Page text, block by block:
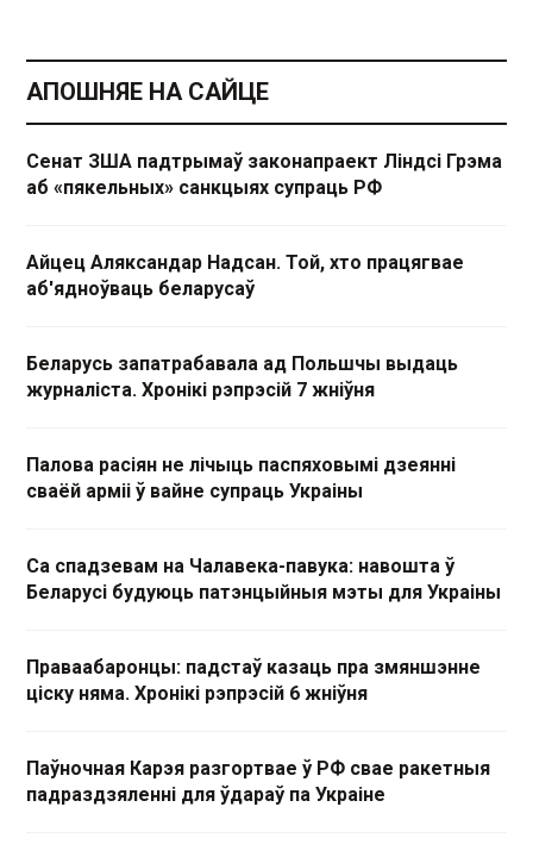
АПОШНЯЕ НА САЙЦЕ
Сенат ЗША падтрымаў законапраект Ліндсі Грэма
аб «пякельных» санкцыях супраць РФ
Айцец Аляксандар Надсан. Той, хто працягвае
аб'ядноўваць беларусаў
Беларусь запатрабавала ад Польшчы выдаць
журналіста. Хронікі рэпрэсій 7 жніўня
Палова расіян не лічыць паспяховымі дзеянні
сваёй арміі ў вайне супраць Украіны
Са спадзевам на Чалавека-павука: навошта ў
Беларусі будуюць патэнцыйныя мэты для Украіны
Праваабаронцы: падстаў казаць пра змяншэнне
ціску няма. Хронікі рэпрэсій 6 жніўня
Паўночная Карэя разгортвае ў РФ свае ракетныя
падраздзяленні для ўдараў па Украіне